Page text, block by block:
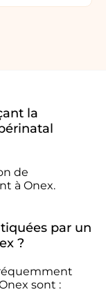
la
de
à Onex.
par un
?
sont :